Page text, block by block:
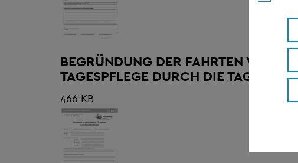
BEGRÜNDUNG DER FAHRTEN VON
TAGESPFLEGE DURCH DIE
466 KB